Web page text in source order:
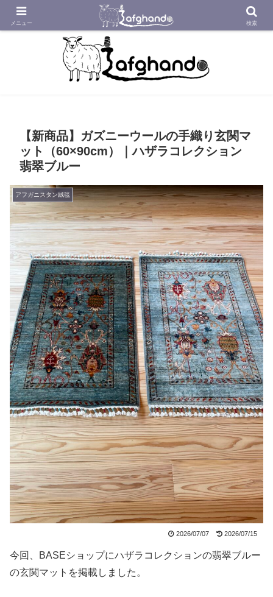
アフガニスタンの工房から織り紡いだアフガン絨毯をあなたへ
【新商品】ガズニーウールの手織り玄関マ
ット（60×90cm）｜ハザラコレクション
翡翠ブルー
アフガニスタン絨毯
2026/07/07 2026/07/15
今回、BASEショップにハザラコレクションの翡翠ブルー
の玄関マットを掲載しました。
メニュー 検索